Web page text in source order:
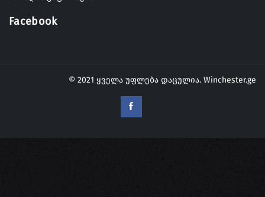
Facebook
© 2021 ყველა უფლება დაცულია. Winchester.ge